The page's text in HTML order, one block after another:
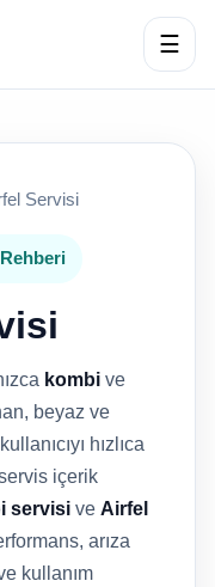
☰
Servisi
kombi ve
beyaz ve
hızlıca
içerik
servisi ve Airfel
arıza
kullanım